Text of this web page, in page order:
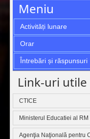
Meniu
Activități lunare
Orar
Întrebări și răspunsuri
Link-uri utile
CTICE
Ministerul Educatiei al RM
Agenţia Naţională pentru